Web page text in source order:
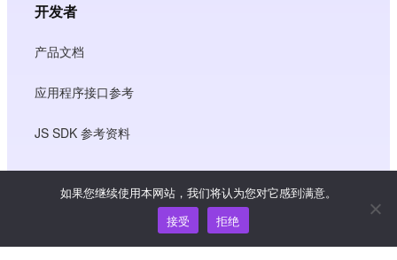
开发者
产品文档
应用程序接口参考
JS SDK 参考资料
资源如果您继续使用本网站，我们将认为您对它感到满意。
接受
拒绝